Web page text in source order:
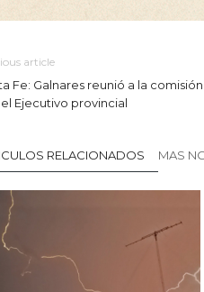
article
Fe: Galnares reunió a la
Ejecutivo provincial
RELACIONADOS MAS